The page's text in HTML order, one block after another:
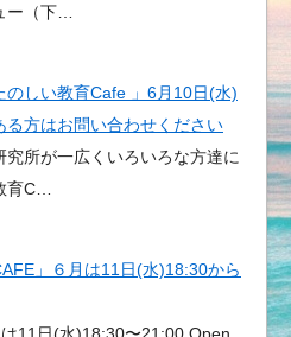
ー（下…
のしい教育Cafe 」6月10日(水)
る方はお問い合わせください
究所が一広くいろいろな方達に
育C…
」６月は11日(水)18:30から
11日(水)18:30〜21:00 Open